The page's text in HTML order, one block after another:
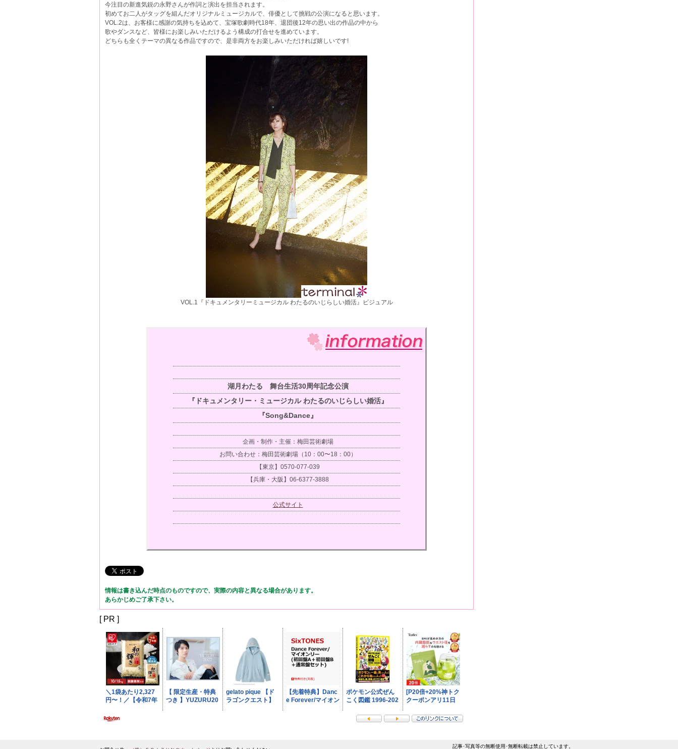
今注目の新進気鋭の永野さんが作詞と演出を担当されます。
初めてお二人がタッグを組んだオリジナルミュージカルで、俳優として挑戦の公演になると思います。
VOL.2は、お客様に感謝の気持ちを込めて、宝塚歌劇時代18年、退団後12年の思い出の作品の中から
歌やダンスなど、皆様にお楽しみいただけるよう構成の打合せを進めています。
どちらも全くテーマの異なる作品ですので、是非両方をお楽しみいただければ嬉しいです!
VOL.1『ドキュメンタリーミュージカル わたるのいじらしい婚活』ビジュアル
湖月わたる 舞台生活30周年記念公演
『ドキュメンタリー・ミュージカル わたるのいじらしい婚活』
『Song&Dance』
企画・制作・主催：梅田芸術劇場
お問い合わせ：梅田芸術劇場（10：00〜18：00）
【東京】0570-077-039
【兵庫・大阪】06-6377-3888
公式サイト
情報は書き込んだ時点のものですので、実際の内容と異なる場合があります。
あらかじめご了承下さい。
[ PR ]
記事･写真等の無断使用･無断転載は禁止しています。